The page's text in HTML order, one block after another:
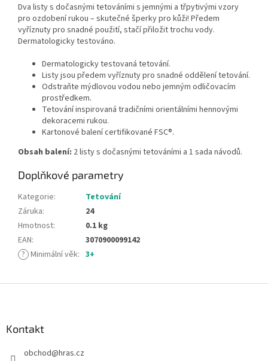
Dva listy s dočasnými tetováními s jemnými a třpytivými vzory
pro ozdobení rukou – skutečné šperky pro kůži! Předem
vyříznuty pro snadné použití, stačí přiložit trochu vody.
Dermatologicky testováno.
Dermatologicky testovaná tetování.
Listy jsou předem vyříznuty pro snadné oddělení tetování.
Odstraňte mýdlovou vodou nebo jemným odličovacím
prostředkem.
Tetování inspirovaná tradičními orientálními hennovými
dekoracemi rukou.
Kartonové balení certifikované FSC®.
Obsah balení: 2 listy s dočasnými tetováními a 1 sada návodů.
Doplňkové parametry
Kategorie:
Tetování
Záruka:
24
Hmotnost:
0.1 kg
EAN:
3070900099142
? Minimální věk: 3+
Kontakt
obchod@hras.cz